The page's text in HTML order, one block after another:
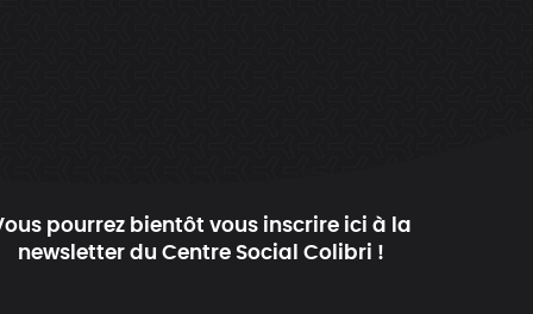
pourrez bientôt vous inscrire ici à la
newsletter du Centre Social Colibri !